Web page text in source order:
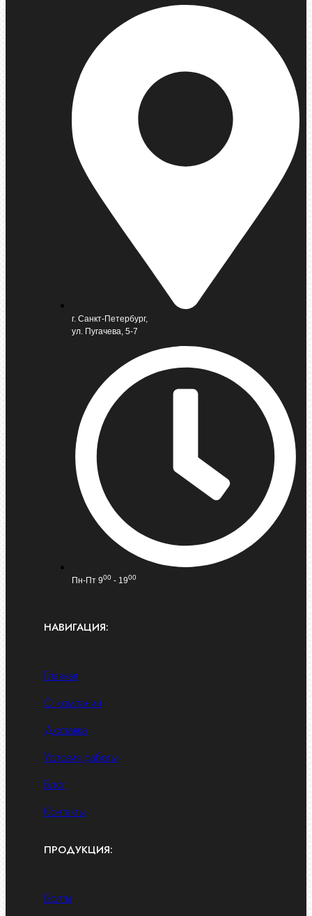
г. Санкт-Петербург,
ул. Пугачева, 5-7
Пн-Пт 900 - 1900
НАВИГАЦИЯ:
Главная
О компании
Доставка
Условия работы
Блог
Контакты
ПРОДУКЦИЯ:
Болты